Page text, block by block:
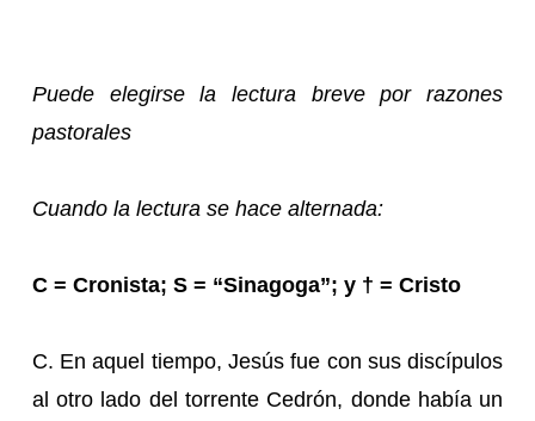
Puede elegirse la lectura breve por razones
pastorales
Cuando la lectura se hace alternada:
C = Cronista; S = “Sinagoga”; y † = Cristo
C. En aquel tiempo, Jesús fue con sus discípulos
al otro lado del torrente Cedrón, donde había un